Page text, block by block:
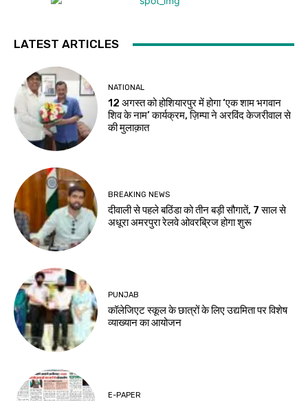
LATEST ARTICLES
NATIONAL
12 अगस्त को होशियारपुर में होगा ‘एक शाम भगवान
शिव के नाम’ कार्यक्रम, ज़िम्पा ने अरविंद केजरीवाल से
की मुलाक़ात
BREAKING NEWS
दीवाली से पहले बठिंडा को तीन बड़ी सौगातें, 7 साल से
अधूरा अमरपुरा रेलवे ओवरब्रिज होगा शुरू
PUNJAB
कॉलेजिएट स्कूल के छात्रों के लिए उद्यमिता पर विशेष
व्याख्यान का आयोजन
E-PAPER